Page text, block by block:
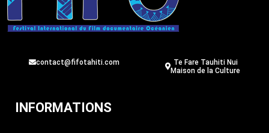
contact@fifotahiti.com
Te Fare Tauhiti Nui
Maison de la Culture
INFORMATIONS